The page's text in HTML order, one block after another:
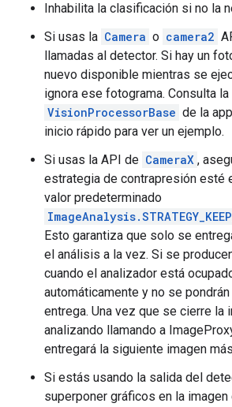
Inhabilita la clasificación si no la
Si usas la Camera o camera2
llamadas al detector. Si hay un
nuevo disponible mientras se
ignora ese fotograma. Consulta
VisionProcessorBase de la
inicio rápido para ver un ejemplo.
Si usas la API de CameraX ,
estrategia de contrapresión esté
valor predeterminado
Esto garantiza que solo se
el análisis a la vez. Si se
cuando el analizador está
automáticamente y no se
entrega. Una vez que se cierre la
analizando llamando a
entregará la siguiente imagen
Si estás usando la salida del
superponer gráficos en la